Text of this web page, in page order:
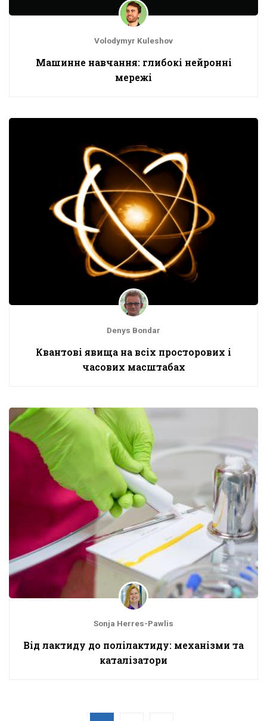
Volodymyr Kuleshov
Машинне навчання: глибокі нейронні
мережі
Denys Bondar
Квантові явища на всіх просторових і
часових масштабах
Sonja Herres-Pawlis
Від лактиду до полілактиду: механізми та
каталізатори